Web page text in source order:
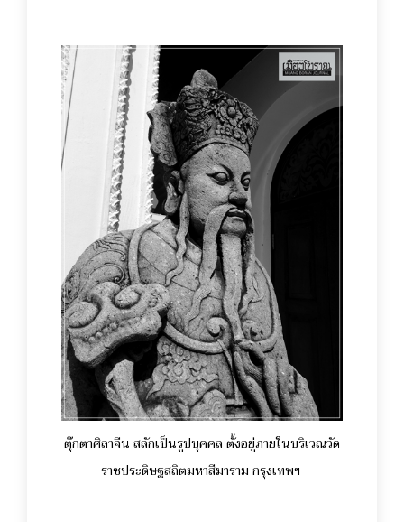
ตุ๊กตาศิลาจีน สลักเป็นรูปบุคคล ตั้งอยู่ภายในบริเวณวัด
ราชประดิษฐสถิตมหาสีมาราม กรุงเทพฯ